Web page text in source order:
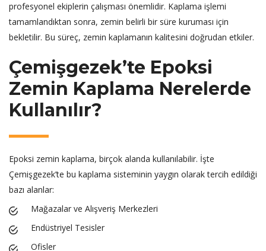
profesyonel ekiplerin çalışması önemlidir. Kaplama işlemi
tamamlandıktan sonra, zemin belirli bir süre kuruması için
bekletilir. Bu süreç, zemin kaplamanın kalitesini doğrudan etkiler.
Çemişgezek’te Epoksi
Zemin Kaplama Nerelerde
Kullanılır?
Epoksi zemin kaplama, birçok alanda kullanılabilir. İşte
Çemişgezek’te bu kaplama sisteminin yaygın olarak tercih edildiği
bazı alanlar:
Mağazalar ve Alışveriş Merkezleri
Endüstriyel Tesisler
Ofisler